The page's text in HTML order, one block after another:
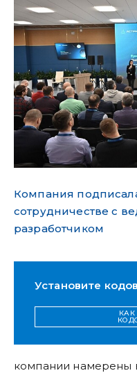
Компания
сотрудничестве с
разработчиком
Установите
компании намерены